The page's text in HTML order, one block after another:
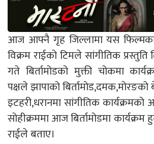
आज आफ्नै गृह जिल्लामा यस
विक्रम राईको टिमले सांगीतिक
गते बिर्तामोडको मुक्ती चोकमा
पक्षले झापाको
इटहरी,धरानमा सांगीतिक कार्यक्रमको
सोहीक्रममा आज बिर्तामोडमा
राईले बताए।